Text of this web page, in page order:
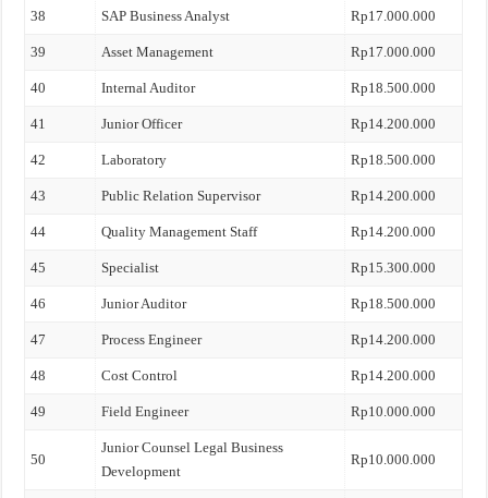
38 SAP Business Analyst Rp17.000.000
39 Asset Management Rp17.000.000
40 Internal Auditor Rp18.500.000
41 Junior Officer Rp14.200.000
42 Laboratory Rp18.500.000
43 Public Relation Supervisor Rp14.200.000
44 Quality Management Staff Rp14.200.000
45 Specialist Rp15.300.000
46 Junior Auditor Rp18.500.000
47 Process Engineer Rp14.200.000
48 Cost Control Rp14.200.000
49 Field Engineer Rp10.000.000
50
Junior Counsel Legal Business
Development
Rp10.000.000